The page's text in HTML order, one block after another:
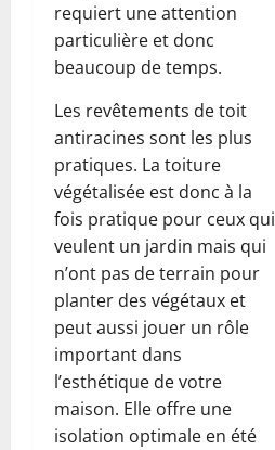
requiert une attention
particulière et donc
beaucoup de temps.
Les revêtements de toit
antiracines sont les plus
pratiques. La toiture
végétalisée est donc à la
fois pratique pour ceux qui
veulent un jardin mais qui
n’ont pas de terrain pour
planter des végétaux et
peut aussi jouer un rôle
important dans
l’esthétique de votre
maison. Elle offre une
isolation optimale en été